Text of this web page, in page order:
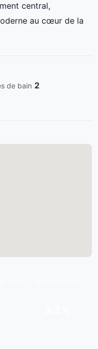
central,
au cœur de la
de bain 2